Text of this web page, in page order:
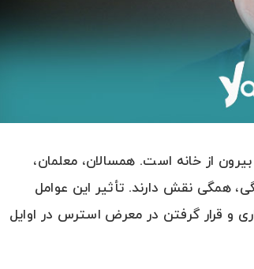
از خانه است. همسالان، معلمان،
همگی نقش دارند. تأثیر این عوامل
و قرار گرفتن در معرض استرس در اوایل